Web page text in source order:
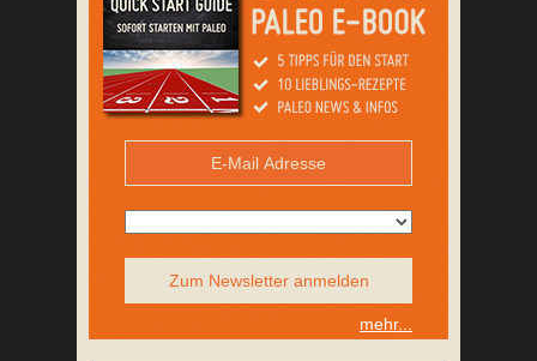
Zum Newsletter anmelden
mehr...